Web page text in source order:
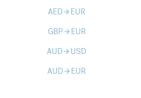
AEDarrow_forward EUR
GBParrow_forward EUR
AUDarrow_forward USD
AUDarrow_forward EUR